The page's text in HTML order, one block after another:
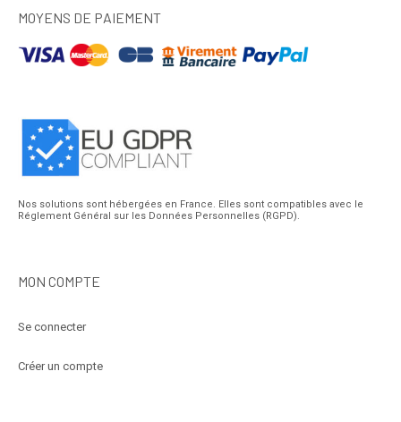
MOYENS DE PAIEMENT
Nos solutions sont hébergées en France. Elles sont compatibles avec le
Réglement Général sur les Données Personnelles (RGPD).
MON COMPTE
Se connecter
Créer un compte